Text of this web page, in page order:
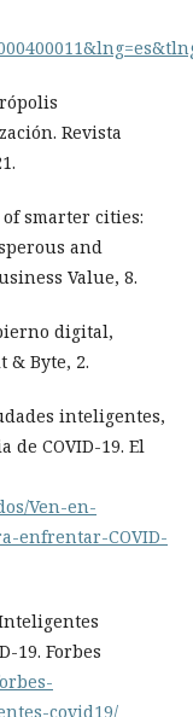
Revista
smarter cities:
and
Value, 8.
digital,
& Byte, 2.
inteligentes,
COVID-19. El
Ven-en-
enfrentar-COVID-
19. Forbes
covid19/